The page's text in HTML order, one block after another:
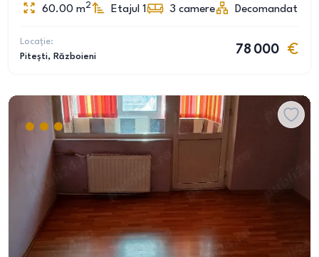
60.00 m2 Etajul 1 3 camere Decomandat
Locație:
Pitești, Războieni
78 000